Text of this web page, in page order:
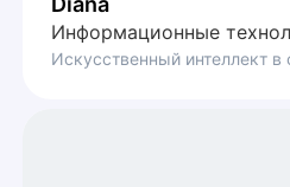
Информационные
Искусственный интеллект в